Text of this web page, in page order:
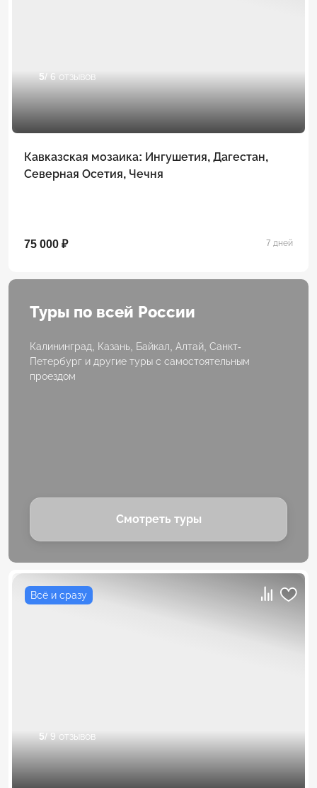
5/ 6 отзывов
Кавказская мозаика: Ингушетия, Дагестан,
Северная Осетия, Чечня
75 000 ₽ 7 дней
Туры по всей России
Калининград, Казань, Байкал, Алтай, Санкт-
Петербург и другие туры с самостоятельным
проездом
Смотреть туры
Всё и сразу
5/ 9 отзывов